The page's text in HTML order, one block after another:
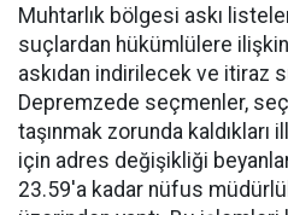
Muhtarlık bölgesi askı
suçlardan hükümlülere
askıdan indirilecek ve itiraz
Depremzede seçmenler,
taşınmak zorunda
için adres değişikliği
23.59'a kadar nüfus